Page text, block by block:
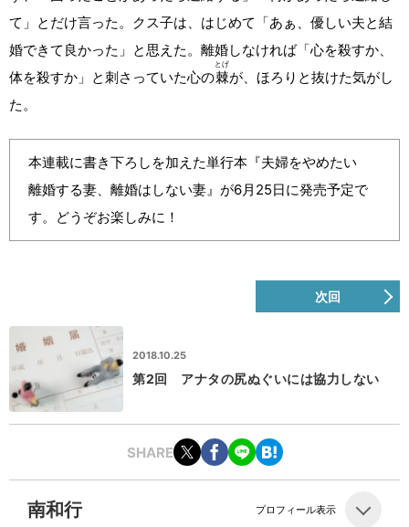
て」とだけ言った。クス子は、はじめて「あぁ、優しい夫と結
婚できて良かった」と思えた。離婚しなければ「心を殺すか、
体を殺すか」と刺さっていた心の棘
とげ
が、ほろりと抜けた気がし
た。
本連載に書き下ろしを加えた単行本『夫婦をやめたい
離婚する妻、離婚はしない妻』が6月25日に発売予定で
す。どうぞお楽しみに！
次回
2018.10.25
第2回 アナタの尻ぬぐいには協力しない
SHARE
南和行 プロフィール表示